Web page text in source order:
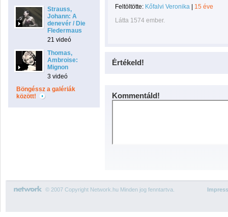
Strauss,
Johann: A
denevér / Die
Fledermaus
21 videó
Thomas,
Ambroise:
Mignon
3 videó
Böngéssz a galériák
között!
Feltöltötte: Kőfalvi Veronika
15 éve
Látta 1574 ember.
Értékeld!
Kommentáld!
© 2007 Copyright Network.hu Minden jog fenntartva.